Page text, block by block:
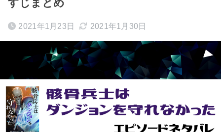
すじまとめ
2021年1月23日 2021年1月30日